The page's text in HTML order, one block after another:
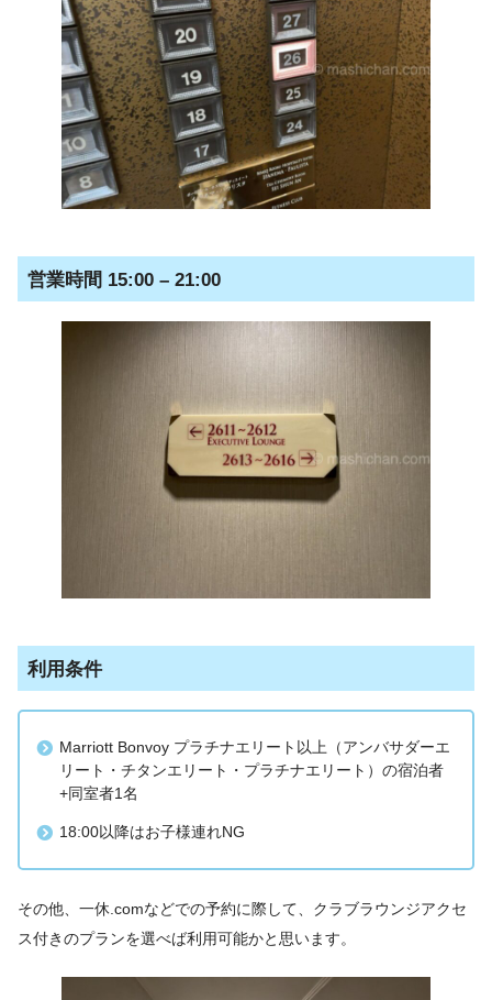
営業時間 15:00 – 21:00
利用条件
Marriott Bonvoy プラチナエリート以上（アンバサダーエ
リート・チタンエリート・プラチナエリート）の宿泊者
+同室者1名
18:00以降はお子様連れNG
その他、一休.comなどでの予約に際して、クラブラウンジアクセ
ス付きのプランを選べば利用可能かと思います。